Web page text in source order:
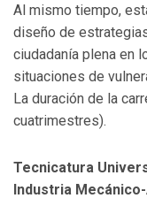
Al mismo tiempo,
diseño de
ciudadanía plena en
situaciones de
La duración de la
cuatrimestres).
Tecnicatura
Industria